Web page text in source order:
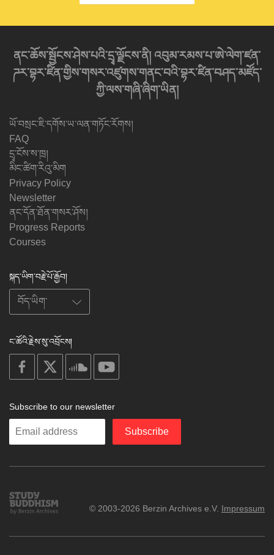
ནང་ཆོས་སྦྱོངས་ཤེས་པའི་དྲྭ་ལྗོངས་ནི། འབུམ་རམས་པ་ཨེ་ལེག་ཛན་
ཌར་བྷར་ཛིན་གྱིས་གསར་འཛུགས་གནང་བའི་བྷར་ཛིན་བཤད་མཛོད་
ཀྱི་ལས་གཞི་ཞིག་ཡིན།
ཡོ་བསྲང་ཇི་དགོས་ཡ་ལན་གཏོང་རོགས།
FAQ
དྲྭ་ངོས་ས་ཁྲ།
མིང་ཚིག་རིའུ་མིག
Privacy Policy
Newsletter
ནང་དོན་ཐོན་གསར་ཤོས།
Progress Reports
Courses
སྐད་ཡིག་བརྗེ་པོ་རྒྱོབ།
ང་ཚོའི་རྗེས་སུ་འབྲོངས།
on
facebook
soundcloud
Subscribe to our newsletter
Enter
Subscribe
Study
Buddhism
© 2003-2026 Berzin Archives e.V. Impressum